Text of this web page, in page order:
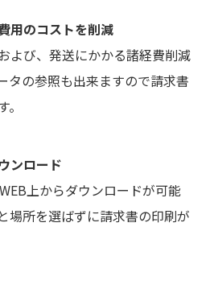
用のコストを削減
よび、発送にかかる諸経費削減
タの参照も出来ますので請求書
ンロード
上からダウンロードが可能
場所を選ばずに請求書の印刷が